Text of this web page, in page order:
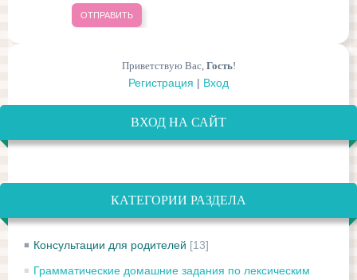
ОТПРАВИТЬ
Приветствую Вас, Гость!
Регистрация | Вход
ВХОД НА САЙТ
КАТЕГОРИИ РАЗДЕЛА
Консультации для родителей [13]
Грамматические домашние задания по лексическим